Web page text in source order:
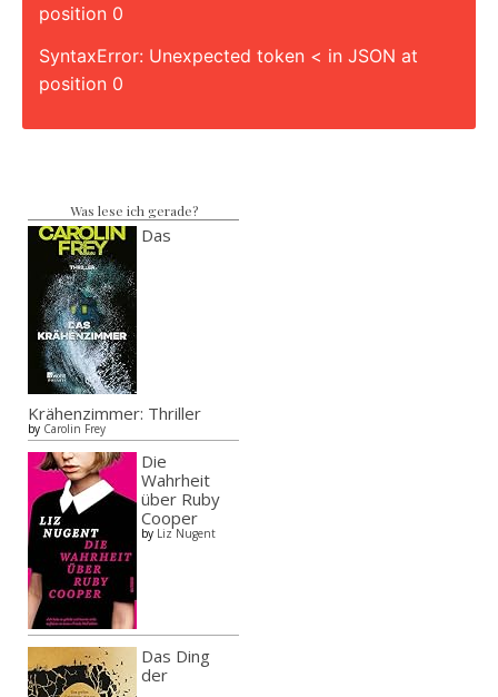
position 0
SyntaxError: Unexpected token < in JSON at
position 0
Was lese ich gerade?
Das
Krähenzimmer: Thriller
by Carolin Frey
Die
Wahrheit
über Ruby
Cooper
by Liz Nugent
Das Ding
der